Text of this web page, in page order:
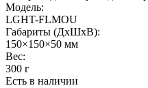
Модель:
LGHT-FLMOU
Габариты (ДхШхВ):
150×150×50 мм
Вес:
300 г
Есть в наличии